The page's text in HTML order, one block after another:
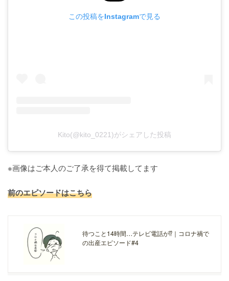
この投稿をInstagramで見る
Kito(@kito_0221)がシェアした投稿
※画像はご本人のご了承を得て掲載してます
前のエピソードはこちら
待つこと14時間…テレビ電話が⁉｜コロナ禍で
の出産エピソード#4